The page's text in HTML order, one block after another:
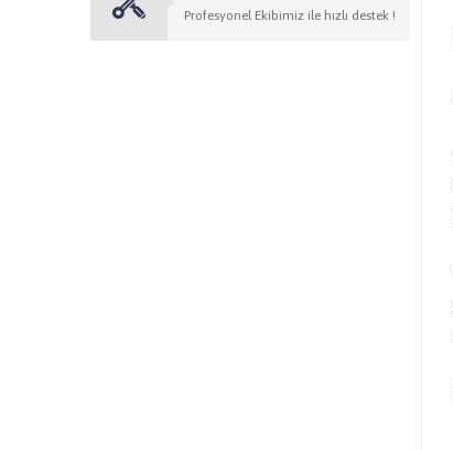
Profesyonel Ekibimiz ile hızlı destek !